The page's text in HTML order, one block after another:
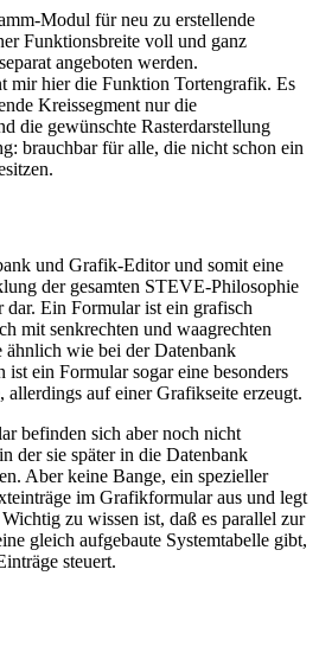
Modul für neu zu erstellende
Funktionsbreite voll und ganz
angeboten werden.
mir hier die Funktion Tortengrafik. Es
Kreissegment nur die
die gewünschte Rasterdarstellung
brauchbar für alle, die nicht schon ein
und Grafik-Editor und somit eine
der gesamten STEVE-Philosophie
dar. Ein Formular ist ein grafisch
mit senkrechten und waagrechten
ähnlich wie bei der Datenbank
ist ein Formular sogar eine besonders
allerdings auf einer Grafikseite erzeugt.
befinden sich aber noch nicht
der sie später in die Datenbank
Aber keine Bange, ein spezieller
im Grafikformular aus und legt
zu wissen ist, daß es parallel zur
gleich aufgebaute Systemtabelle gibt,
steuert.